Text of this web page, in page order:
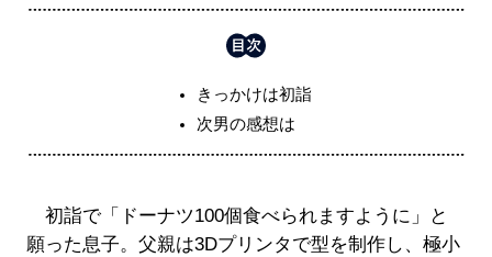
きっかけは初詣
次男の感想は
初詣で「ドーナツ100個食べられますように」と
願った息子。父親は3Dプリンタで型を制作し、極小